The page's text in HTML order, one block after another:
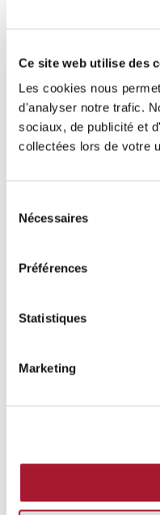
Ce site web utilise des
Les cookies nous
d'analyser notre trafic.
sociaux, de publicité et
collectées lors de votre
Nécessaires
Préférences
Statistiques
Marketing